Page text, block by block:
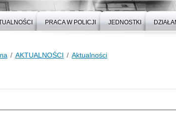
PRACA W POLICJI JEDNOSTKI
AKTUALNOŚCI Aktualności